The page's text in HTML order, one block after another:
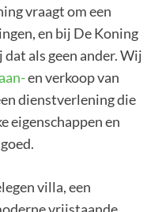
vraagt om een
en bij De Koning
als geen ander. Wij
aan-en verkoop van
dienstverlening die
eigenschappen en
villa, een